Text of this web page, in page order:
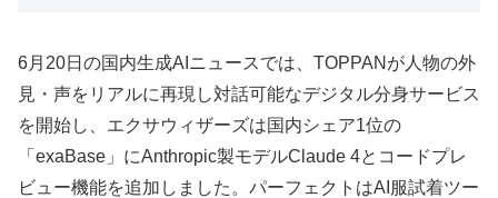
6月20日の国内生成AIニュースでは、TOPPANが人物の外
見・声をリアルに再現し対話可能なデジタル分身サービス
を開始し、エクサウィザーズは国内シェア1位の
「exaBase」にAnthropic製モデルClaude 4とコードプレ
ビュー機能を追加しました。パーフェクトはAI服試着ツー